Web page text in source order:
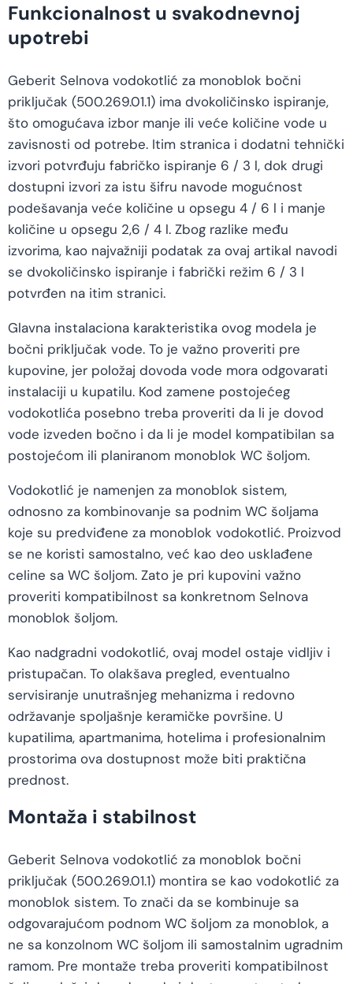
Funkcionalnost u svakodnevnoj
upotrebi
Geberit Selnova vodokotlić za monoblok bočni
priključak (500.269.01.1) ima dvokoličinsko ispiranje,
što omogućava izbor manje ili veće količine vode u
zavisnosti od potrebe. Itim stranica i dodatni tehnički
izvori potvrđuju fabričko ispiranje 6 / 3 l, dok drugi
dostupni izvori za istu šifru navode mogućnost
podešavanja veće količine u opsegu 4 / 6 l i manje
količine u opsegu 2,6 / 4 l. Zbog razlike među
izvorima, kao najvažniji podatak za ovaj artikal navodi
se dvokoličinsko ispiranje i fabrički režim 6 / 3 l
potvrđen na itim stranici.
Glavna instalaciona karakteristika ovog modela je
bočni priključak vode. To je važno proveriti pre
kupovine, jer položaj dovoda vode mora odgovarati
instalaciji u kupatilu. Kod zamene postojećeg
vodokotlića posebno treba proveriti da li je dovod
vode izveden bočno i da li je model kompatibilan sa
postojećom ili planiranom monoblok WC šoljom.
Vodokotlić je namenjen za monoblok sistem,
odnosno za kombinovanje sa podnim WC šoljama
koje su predviđene za monoblok vodokotlić. Proizvod
se ne koristi samostalno, već kao deo usklađene
celine sa WC šoljom. Zato je pri kupovini važno
proveriti kompatibilnost sa konkretnom Selnova
monoblok šoljom.
Kao nadgradni vodokotlić, ovaj model ostaje vidljiv i
pristupačan. To olakšava pregled, eventualno
servisiranje unutrašnjeg mehanizma i redovno
održavanje spoljašnje keramičke površine. U
kupatilima, apartmanima, hotelima i profesionalnim
prostorima ova dostupnost može biti praktična
prednost.
Montaža i stabilnost
Geberit Selnova vodokotlić za monoblok bočni
priključak (500.269.01.1) montira se kao vodokotlić za
monoblok sistem. To znači da se kombinuje sa
odgovarajućom podnom WC šoljom za monoblok, a
ne sa konzolnom WC šoljom ili samostalnim ugradnim
ramom. Pre montaže treba proveriti kompatibilnost